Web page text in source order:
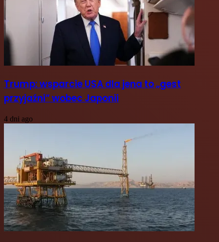
Trump: wsparcie USA dla jena to „gest
przyjaźni” wobec Japonii
4 dni ago